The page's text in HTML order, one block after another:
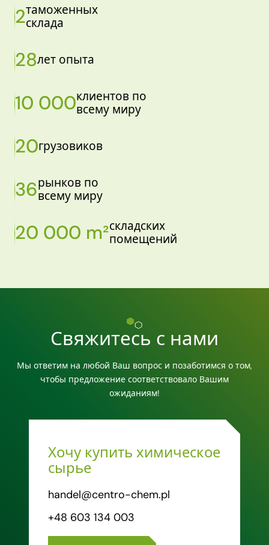
2таможенных
склада
28лет опыта
10 000клиентов по
всему миру
20грузовиков
36рынков по
всему миру
20 000 m²складских
помещений
Свяжитесь с нами
Мы ответим на любой Ваш вопрос и позаботимся о том,
чтобы предложение соответствовало Вашим
ожиданиям!
Хочу купить химическое
сырье
handel@centro-chem.pl
+48 603 134 003